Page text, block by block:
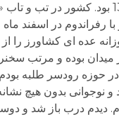
فکر می کنم بهار 1342 بود.
با پانزده خرداد 42 به مرحله خطرناک خود رسیده بود.
عده ای کشاورز
میدان بوده و مرتب
حوزه رودسر طلبه
و نوجوانی بدون هیچ
دیدم درب باز شد و